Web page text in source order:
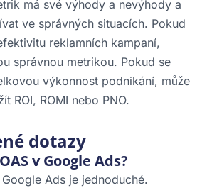
má své výhody a nevýhody a
ve správných situacích. Pokud
reklamních kampaní,
správnou metrikou. Pokud se
výkonnost podnikání, může
ROI, ROMI nebo PNO.
dotazy
v Google Ads?
Google Ads je jednoduché.